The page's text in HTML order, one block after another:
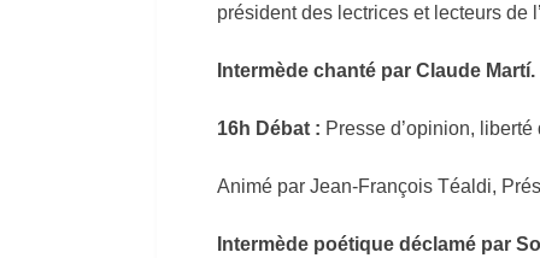
président des lectrices et lecteurs de
Intermède chanté par Claude Martí.
16h Débat : Presse d’opinion,
Animé par Jean-François Téaldi,
Intermède poétique déclamé par